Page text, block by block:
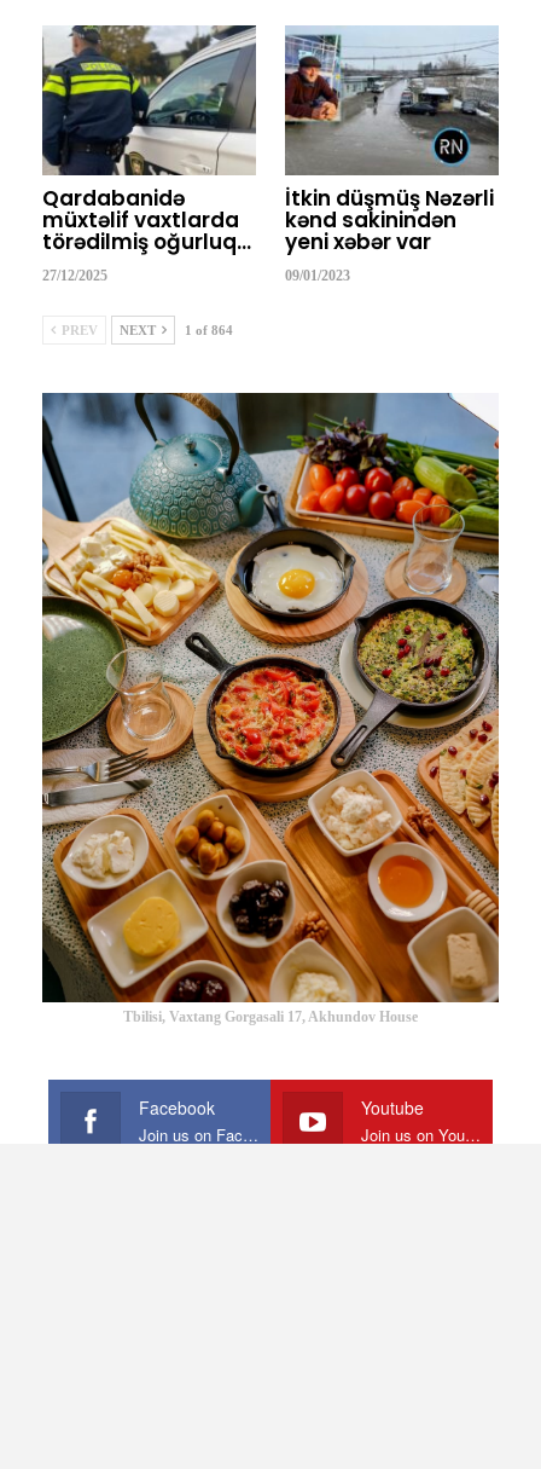
Qardabanidə
müxtəlif vaxtlarda
törədilmiş oğurluq…
27/12/2025
İtkin düşmüş Nəzərli
kənd sakinindən
yeni xəbər var
09/01/2023
PREV NEXT 1 of 864
Tbilisi, Vaxtang Gorgasali 17, Akhundov House
Facebook
Join us on Facebook
Youtube
Join us on Youtube